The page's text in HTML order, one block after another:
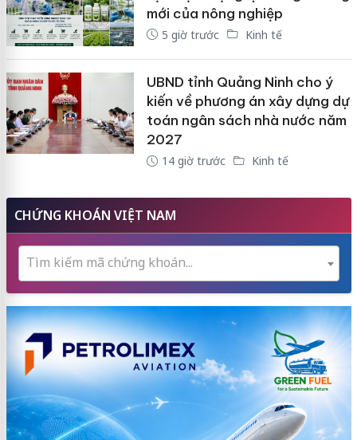
mới của nông nghiệp
5 giờ trước Kinh tế
UBND tỉnh Quảng Ninh cho ý
kiến về phương án xây dựng dự
toán ngân sách nhà nước năm
2027
14 giờ trước Kinh tế
CHỨNG KHOÁN VIỆT NAM
Tìm kiếm mã chứng khoán...